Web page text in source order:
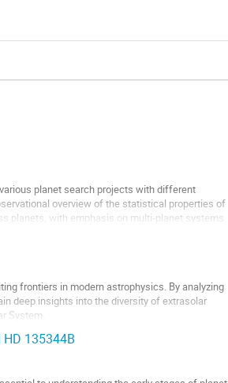
planet search projects with different
overview of the statistical properties of
planets, with emphasis on multi-planet systems
frontiers in modern astrophysics. By analyzing
deep insights into the diversity of extrasolar
System.
135344B